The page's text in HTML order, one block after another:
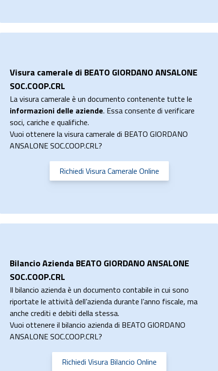
Visura camerale di BEATO GIORDANO ANSALONE
SOC.COOP.CRL
La visura camerale è un documento contenente tutte le
informazioni delle aziende. Essa consente di verificare
soci, cariche e qualifiche.
Vuoi ottenere la visura camerale di BEATO GIORDANO
ANSALONE SOC.COOP.CRL?
Richiedi Visura Camerale Online
Bilancio Azienda BEATO GIORDANO ANSALONE
SOC.COOP.CRL
Il bilancio azienda è un documento contabile in cui sono
riportate le attività dell’azienda durante l’anno fiscale, ma
anche crediti e debiti della stessa.
Vuoi ottenere il bilancio azienda di BEATO GIORDANO
ANSALONE SOC.COOP.CRL?
Richiedi Visura Bilancio Online